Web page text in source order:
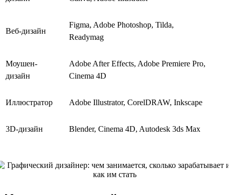
Веб-дизайн
Figma, Adobe Photoshop, Tilda,
Readymag
Моушен-
дизайн
Adobe After Effects, Adobe Premiere Pro,
Cinema 4D
Иллюстратор Adobe Illustrator, CorelDRAW, Inkscape
3D-дизайн Blender, Cinema 4D, Autodesk 3ds Max